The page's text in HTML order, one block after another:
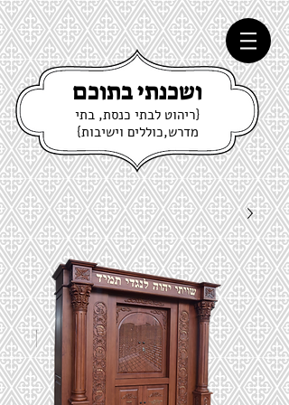
ושכנתי בתוכם
{ריהוט לבתי כנסת, בתי
מדרש,כוללים וישיבות}